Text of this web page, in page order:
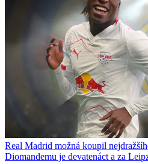
Real Madrid možná koupil
Diomandemu je devatenáct a za